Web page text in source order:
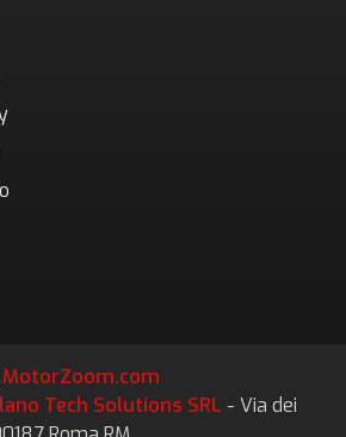
MotorZoom.com
Tech Solutions SRL - Via dei